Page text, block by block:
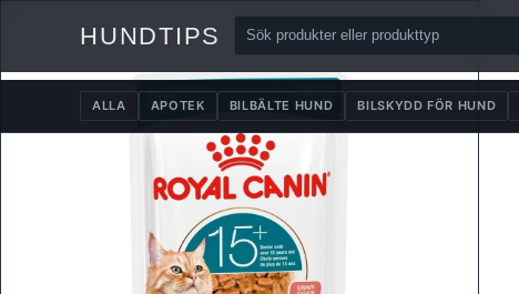
HUNDTIPS
ALLA APOTEK BILBÄLTE HUND BILSKYDD FÖR HUND